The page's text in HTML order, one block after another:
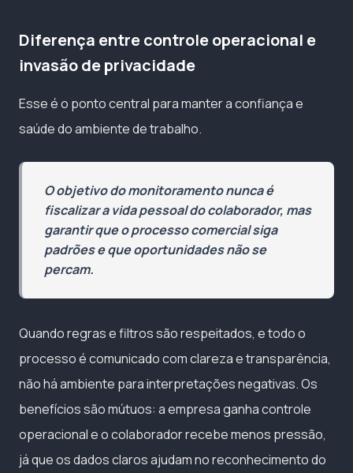
Diferença entre controle operacional e
invasão de privacidade
Esse é o ponto central para manter a confiança e
saúde do ambiente de trabalho.
O objetivo do monitoramento nunca é
fiscalizar a vida pessoal do colaborador, mas
garantir que o processo comercial siga
padrões e que oportunidades não se
percam.
Quando regras e filtros são respeitados, e todo o
processo é comunicado com clareza e transparência,
não há ambiente para interpretações negativas. Os
benefícios são mútuos: a empresa ganha controle
operacional e o colaborador recebe menos pressão,
já que os dados claros ajudam no reconhecimento do